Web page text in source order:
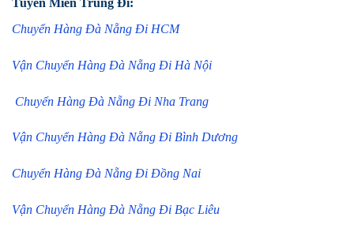
Tuyến Miền Trung Đi:
Chuyển Hàng Đà Nẵng Đi HCM
Vận Chuyển Hàng Đà Nẵng Đi Hà Nội
Chuyển Hàng Đà Nẵng Đi Nha Trang
Vận Chuyển Hàng Đà Nẵng Đi Bình Dương
Chuyển Hàng Đà Nẵng Đi Đồng Nai
Vận Chuyển Hàng Đà Nẵng Đi Bạc Liêu